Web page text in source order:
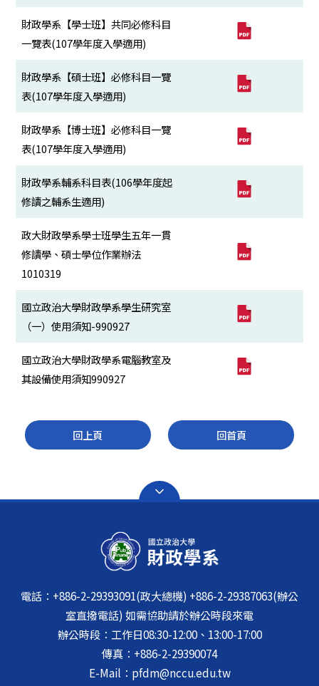
財政學系【學士班】共同必修科目
一覽表(107學年度入學適用)
財政學系【碩士班】必修科目一覽
表(107學年度入學適用)
財政學系【博士班】必修科目一覽
表(107學年度入學適用)
財政學系輔系科目表(106學年度起
修讀之輔系生適用)
政大財政學系學士班學生五年一貫
修讀學、碩士學位作業辦法
1010319
國立政治大學財政學系學生研究室
（一）使用須知-990927
國立政治大學財政學系電腦教室及
其設備使用須知990927
回上頁 回首頁
電話：+886-2-29393091(政大總機) +886-2-29387063(辦公
室直撥電話) 如需協助請於辦公時段來電
辦公時段：工作日08:30-12:00、13:00-17:00
傳真：+886-2-29390074
E-Mail：pfdm@nccu.edu.tw